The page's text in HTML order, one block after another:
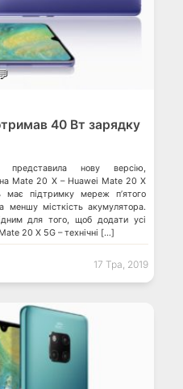
40 Вт зарядку
представила нову версію,
Mate 20 X – Huawei Mate 20 X
підтримку мереж п’ятого
меншу місткість акумулятора.
для того, щоб додати усі
20 X 5G – технічні […]
17 Тра, 2019